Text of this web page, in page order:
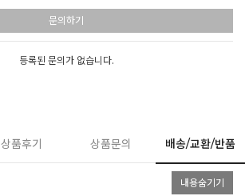
문의하기
등록된 문의가 없습니다.
상품후기 상품문의 배송/교환/반품
내용숨기기